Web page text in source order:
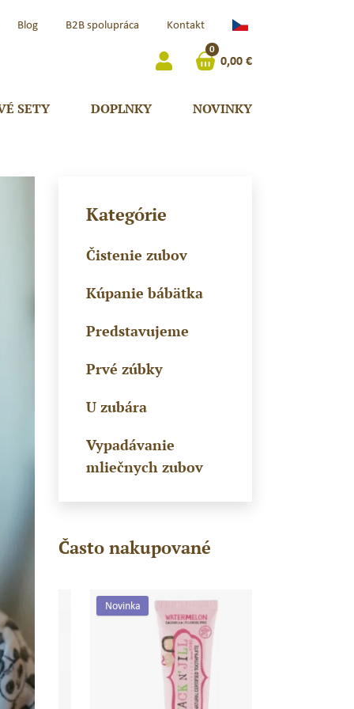
Blog B2B spolupráca Kontakt
0
0,00€
SETY DOPLNKY NOVINKY
Kategórie
Čistenie zubov
Kúpanie bábätka
Predstavujeme
Prvé zúbky
U zubára
Vypadávanie
mliečnych zubov
Často nakupované
Novinka